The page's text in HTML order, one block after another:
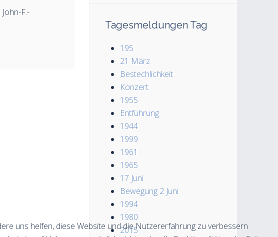
F.-
Tagesmeldungen Tag
195
21 März
Bestechlichkeit
Konzert
1955
Entführung
1944
1999
1961
1965
17 Juni
Bewegung 2 Juni
1994
1980
2015
uns helfen, diese Website und die Nutzererfahrung zu verbessern